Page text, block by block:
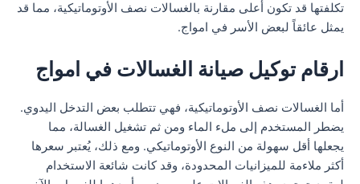
تكلفتها قد تكون أعلى مقارنة بالغسالات نصف الأوتوماتيكية، مما قد
يمثل عائقاً لبعض الأسر في امواج.
ارقام توكيل صيانة الغسالات في امواج
أما الغسالات نصف الأوتوماتيكية، فهي تتطلب بعض التدخل اليدوي.
يضطر المستخدم إلى ملء الماء ومن ثم تشغيل الغسالة، مما
يجعلها أقل سهولة من النوع الأوتوماتيكي. ومع ذلك، يُعتبر سعرها
أكثر ملاءمة للميزانيات المحدودة، وقد كانت شائعة الاستخدام